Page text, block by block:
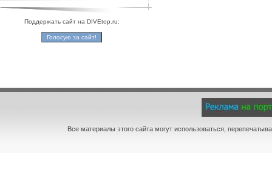
Поддержать сайт на DIVEtop.ru:
Все материалы этого сайта могут использоваться,